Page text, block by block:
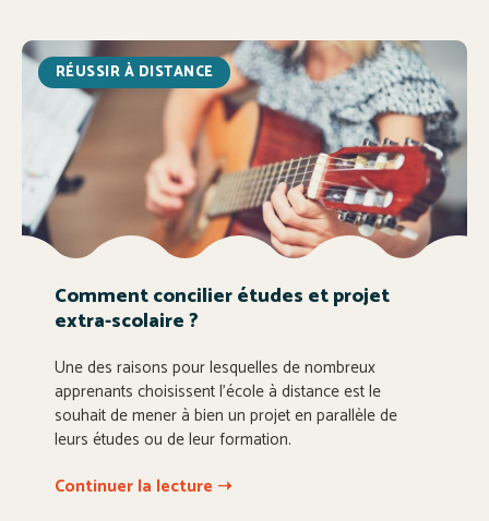
RÉUSSIR À DISTANCE
Comment concilier études et projet
extra-scolaire ?
Une des raisons pour lesquelles de nombreux
apprenants choisissent l’école à distance est le
souhait de mener à bien un projet en parallèle de
leurs études ou de leur formation.
Continuer la lecture ➝